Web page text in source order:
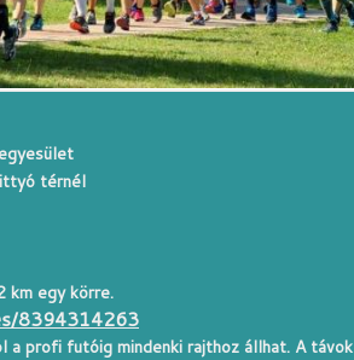
térnél
km egy körre.
8394314263
profi futóig mindenki rajthoz állhat. A távok